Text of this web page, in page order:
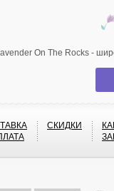
On The Rocks -
СКИДКИ